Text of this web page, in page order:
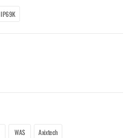
IP69K
WAS Axixtech